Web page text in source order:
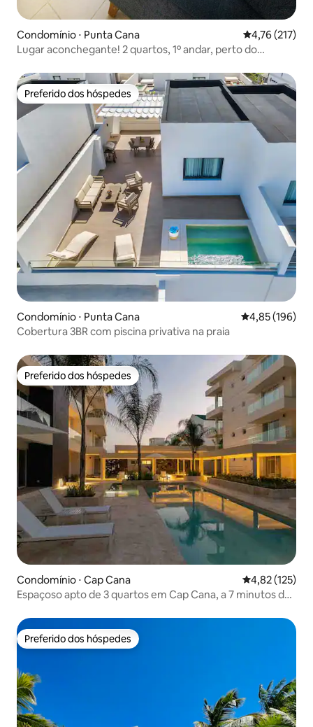
Condomínio ⋅ Punta Cana 4,76 de uma
4,76 (217)
Lugar aconchegante! 2 quartos, 1º andar, perto do
Preferido dos hóspedes
Preferido dos hóspedes
Condomínio ⋅ Punta Cana 4,85 de uma
4,85 (196)
Cobertura 3BR com piscina privativa na praia
Preferido dos hóspedes
Preferido dos hóspedes
Condomínio ⋅ Cap Cana 4,82 de uma
4,82 (125)
Espaçoso apto de 3 quartos em Cap Cana, a 7 minutos da
Preferido dos hóspedes
Preferido dos hóspedes